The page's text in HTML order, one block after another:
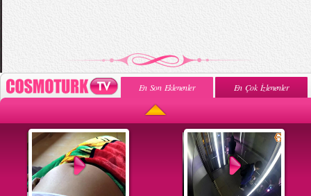
En Son Eklenenler En Çok İzlenenler